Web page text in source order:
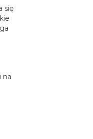
się
na